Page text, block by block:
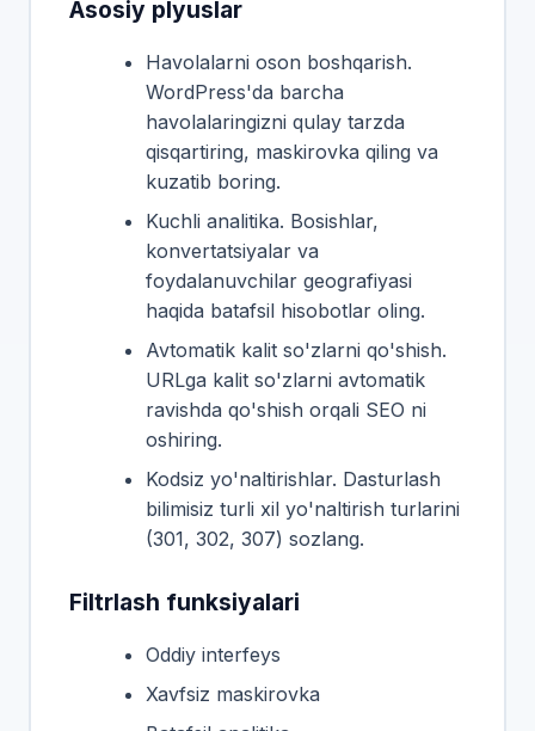
Asosiy plyuslar
Havolalarni oson boshqarish.
WordPress'da barcha
havolalaringizni qulay tarzda
qisqartiring, maskirovka qiling va
kuzatib boring.
Kuchli analitika. Bosishlar,
konvertatsiyalar va
foydalanuvchilar geografiyasi
haqida batafsil hisobotlar oling.
Avtomatik kalit so'zlarni qo'shish.
URLga kalit so'zlarni avtomatik
ravishda qo'shish orqali SEO ni
oshiring.
Kodsiz yo'naltirishlar. Dasturlash
bilimisiz turli xil yo'naltirish turlarini
(301, 302, 307) sozlang.
Filtrlash funksiyalari
Oddiy interfeys
Xavfsiz maskirovka